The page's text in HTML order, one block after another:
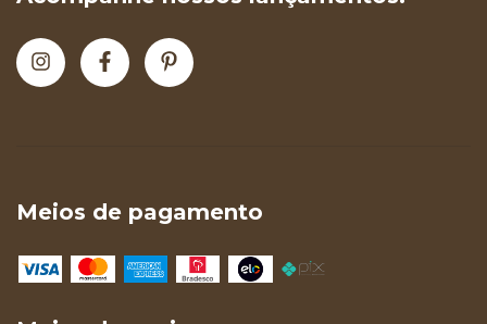
Meios de pagamento